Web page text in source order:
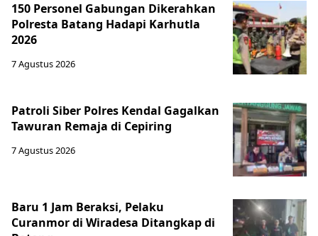
150 Personel Gabungan Dikerahkan
Polresta Batang Hadapi Karhutla
2026
7 Agustus 2026
Patroli Siber Polres Kendal Gagalkan
Tawuran Remaja di Cepiring
7 Agustus 2026
Baru 1 Jam Beraksi, Pelaku
Curanmor di Wiradesa Ditangkap di